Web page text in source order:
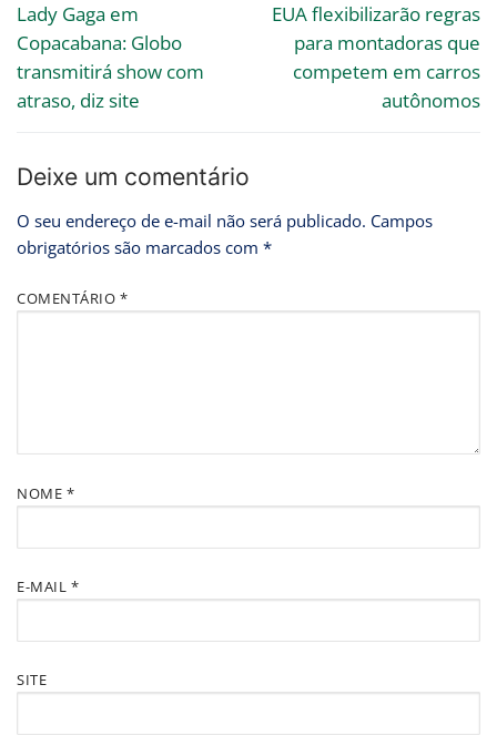
Lady Gaga em
Copacabana: Globo
transmitirá show com
atraso, diz site
EUA flexibilizarão regras
para montadoras que
competem em carros
autônomos
Deixe um comentário
O seu endereço de e-mail não será publicado. Campos
obrigatórios são marcados com *
COMENTÁRIO *
NOME *
E-MAIL *
SITE